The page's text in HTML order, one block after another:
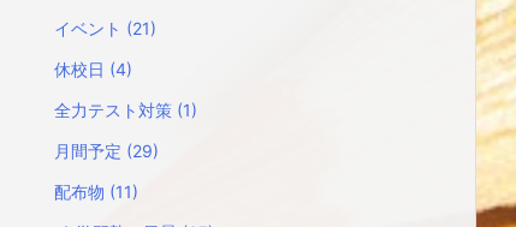
イベント (21)
休校日 (4)
全力テスト対策 (1)
月間予定 (29)
配布物 (11)